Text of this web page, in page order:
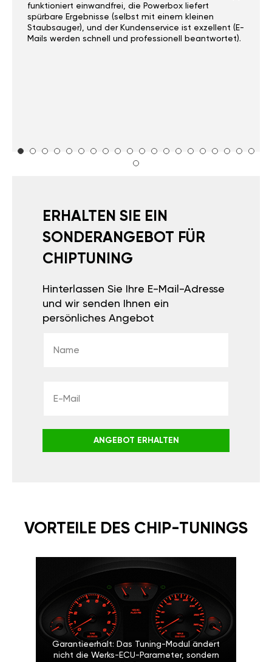
funktioniert einwandfrei, die Powerbox liefert
spürbare Ergebnisse (selbst mit einem kleinen
Staubsauger), und der Kundenservice ist exzellent (E-
Mails werden schnell und professionell beantwortet).
ERHALTEN SIE EIN
SONDERANGEBOT FÜR
CHIPTUNING
Hinterlassen Sie Ihre E-Mail-Adresse
und wir senden Ihnen ein
persönliches Angebot
ANGEBOT ERHALTEN
VORTEILE DES CHIP-TUNINGS
Garantieerhalt: Das Tuning-Modul ändert
nicht die Werks-ECU-Parameter, sondern